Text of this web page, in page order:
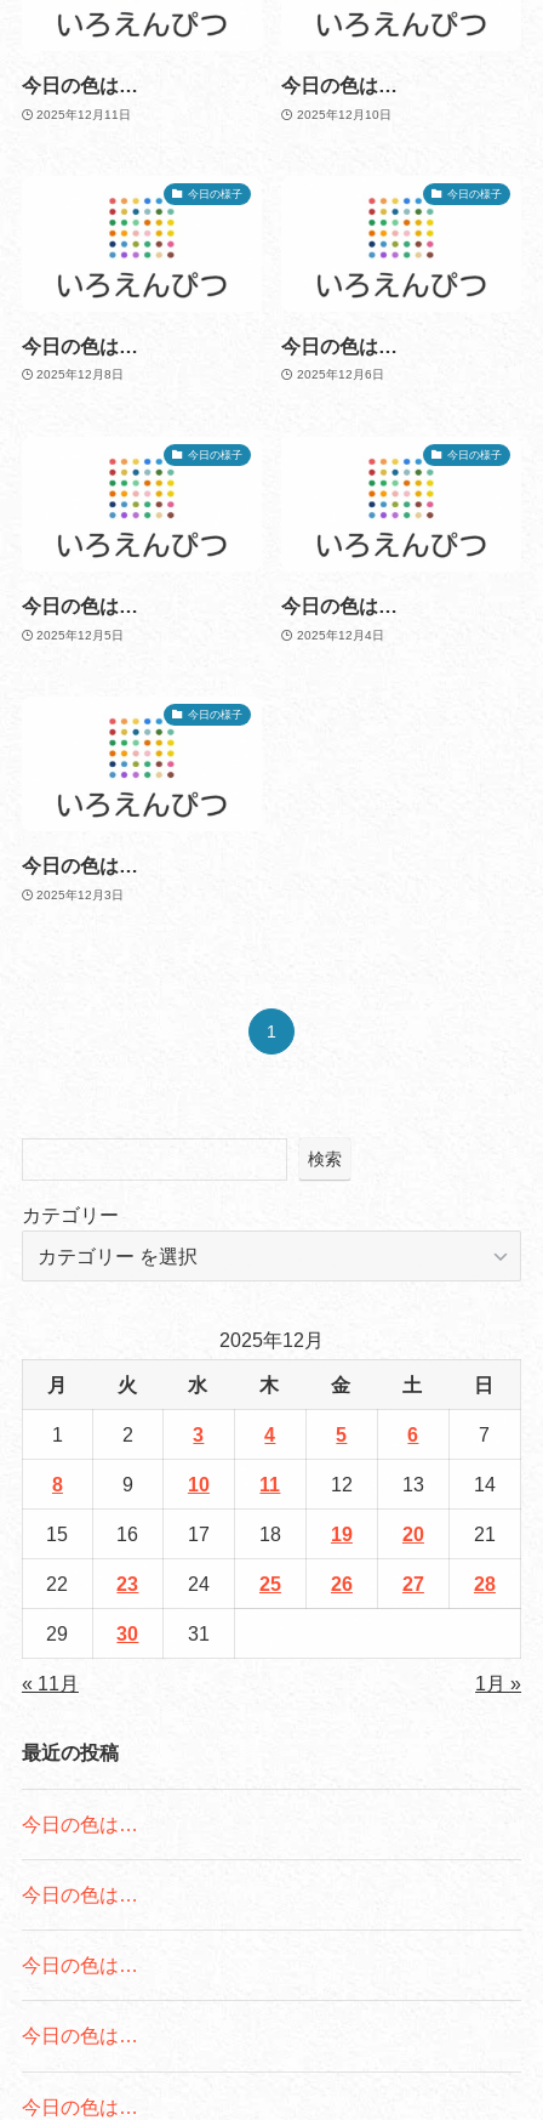
今日の色は…
2025年12月11日
今日の色は…
2025年12月10日
今日の様子
今日の色は…
2025年12月8日
今日の様子
今日の色は…
2025年12月6日
今日の様子
今日の色は…
2025年12月5日
今日の様子
今日の色は…
2025年12月4日
今日の様子
今日の色は…
2025年12月3日
1
検索
カテゴリー
2025年12月
月 火 水 木 金 土 日
1 2 3 4 5 6 7
8 9 10 11 12 13 14
15 16 17 18 19 20 21
22 23 24 25 26 27 28
29 30 31
« 11月 1月 »
最近の投稿
今日の色は…
今日の色は…
今日の色は…
今日の色は…
今日の色は…